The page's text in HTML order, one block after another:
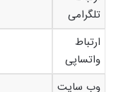
تلگرامی
ارتباط
واتساپی
وب سایت